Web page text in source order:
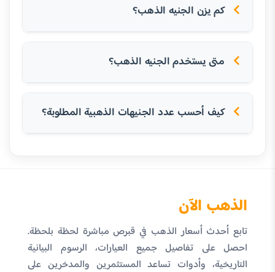
كم يزن الجنيه الذهب؟
متى يستخدم الجنيه الذهب؟
كيف أحسب عدد الجنيهات الذهبية المطلوبة؟
الذهب الآن
تابع أحدث أسعار الذهب في قبرص مباشرة لحظة بلحظة.
احصل على تفاصيل جميع العيارات، الرسوم البيانية
التاريخية، وأدوات تساعد المستثمرين والمدخرين على